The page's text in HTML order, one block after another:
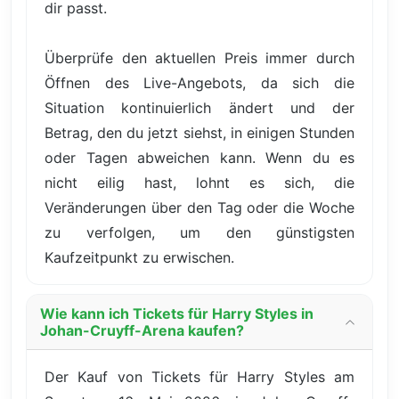
dir passt.
Überprüfe den aktuellen Preis immer durch
Öffnen des Live-Angebots, da sich die
Situation kontinuierlich ändert und der
Betrag, den du jetzt siehst, in einigen Stunden
oder Tagen abweichen kann. Wenn du es
nicht eilig hast, lohnt es sich, die
Veränderungen über den Tag oder die Woche
zu verfolgen, um den günstigsten
Kaufzeitpunkt zu erwischen.
Wie kann ich Tickets für Harry Styles in
Johan-Cruyff-Arena kaufen?
Der Kauf von Tickets für Harry Styles am